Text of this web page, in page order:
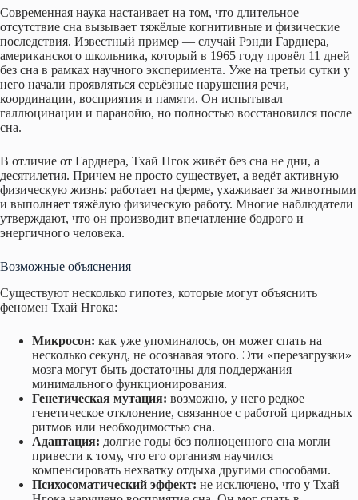
Современная наука настаивает на том, что длительное
отсутствие сна вызывает тяжёлые когнитивные и физические
последствия. Известный пример — случай Рэнди Гарднера,
американского школьника, который в 1965 году провёл 11 дней
без сна в рамках научного эксперимента. Уже на третьи сутки у
него начали проявляться серьёзные нарушения речи,
координации, восприятия и памяти. Он испытывал
галлюцинации и паранойю, но полностью восстановился после
сна.
В отличие от Гарднера, Тхай Нгок живёт без сна не дни, а
десятилетия. Причем не просто существует, а ведёт активную
физическую жизнь: работает на ферме, ухаживает за животными
и выполняет тяжёлую физическую работу. Многие наблюдатели
утверждают, что он производит впечатление бодрого и
энергичного человека.
Возможные объяснения
Существуют несколько гипотез, которые могут объяснить
феномен Тхай Нгока:
Микросон: как уже упоминалось, он может спать на
несколько секунд, не осознавая этого. Эти «перезагрузки»
мозга могут быть достаточны для поддержания
минимального функционирования.
Генетическая мутация: возможно, у него редкое
генетическое отклонение, связанное с работой циркадных
ритмов или необходимостью сна.
Адаптация: долгие годы без полноценного сна могли
привести к тому, что его организм научился
компенсировать нехватку отдыха другими способами.
Психосоматический эффект: не исключено, что у Тхай